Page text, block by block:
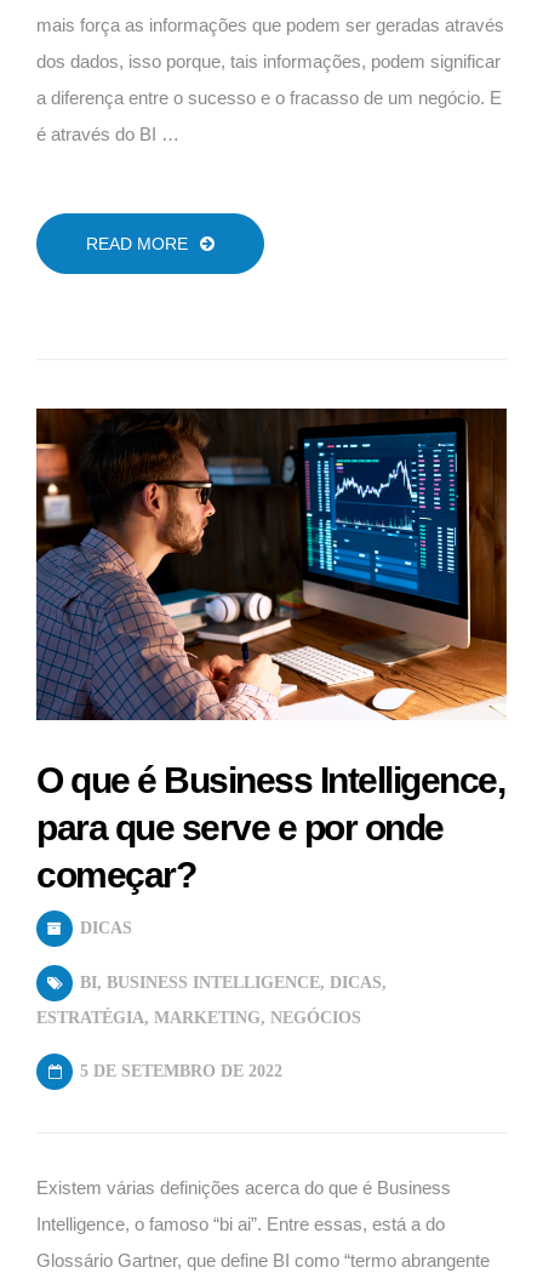
mais força as informações que podem ser geradas através
dos dados, isso porque, tais informações, podem significar
a diferença entre o sucesso e o fracasso de um negócio. E
é através do BI …
READ MORE
O que é Business Intelligence,
para que serve e por onde
começar?
DICAS
BI, BUSINESS INTELLIGENCE, DICAS,
ESTRATÉGIA, MARKETING, NEGÓCIOS
5 DE SETEMBRO DE 2022
Existem várias definições acerca do que é Business
Intelligence, o famoso “bi ai”. Entre essas, está a do
Glossário Gartner, que define BI como “termo abrangente